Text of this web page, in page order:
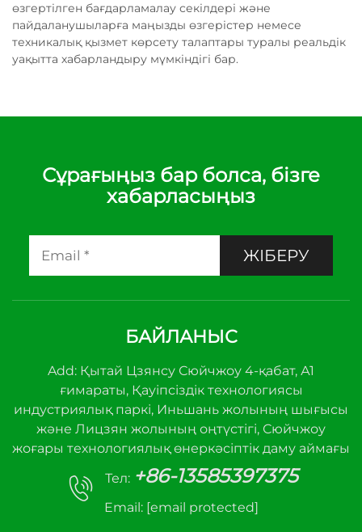
өзгертілген бағдарламалау секілдері және
пайдаланушыларға маңызды өзгерістер немесе
техникалық қызмет көрсету талаптары туралы реальдік
уақытта хабарландыру мүмкіндігі бар.
Сұрағыңыз бар болса, бізге
хабарласыңыз
ЖІБЕРУ
БАЙЛАНЫС
Add: Қытай Цзянсу Сюйчжоу 4-қабат, А1
ғимараты, Қауіпсіздік технологиясы
индустриялық паркі, Иньшань жолының шығысы
және Лицзян жолының оңтүстігі, Сюйчжоу
жоғары технологиялық өнеркәсіптік даму аймағы
Тел: +86-13585397375
Email: [email protected]